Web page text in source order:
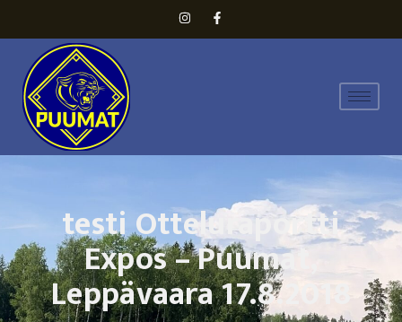
testi Otteluraportti
Expos – Puumat,
Leppävaara 17.8.2018